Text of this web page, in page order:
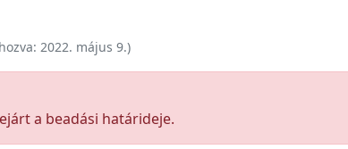
2022. május 9.)
a beadási határideje.